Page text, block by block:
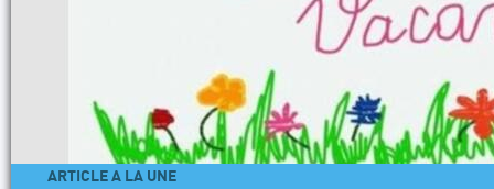
ARTICLE A LA UNE